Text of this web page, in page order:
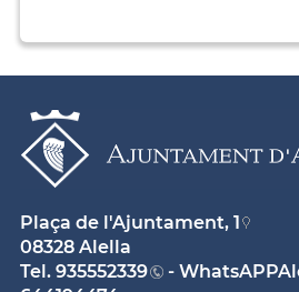
Plaça de l'Ajuntament, 1
08328 Alella
Tel. 935552339
-